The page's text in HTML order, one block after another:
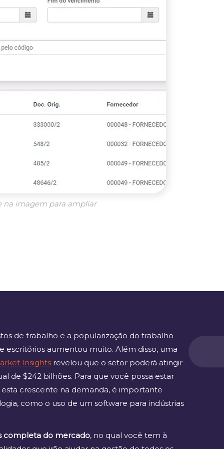
na imagem para ampliar
de trabalho e a popularização do trabalho
escritórios aumentou muito. Além disso, uma
Insights revelou que o setor poderá atingir
de $242 bilhões. Para que você possa estar
crescente na demanda, é importante
como o uso de um software para indústrias
completa do mercado, no qual você tem à